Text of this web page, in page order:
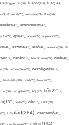
állapot(43), állat(54),
almaecet(26), aloe vera(33), álom(34),
antibiotikum(47),
apa(42), ápolás(29), applikáció(26),
asztma(47), autó(46), avokádó(36), B-
banán(53), bántalmazás(24), barát(48),
bemelegítés(24), beszélgetés(61),
bevásárlás(28), bicikli(25), biológia(25),
bor(36), borogatás(28), böjt(27), bőr(221),
cékla(28), cél(57), célok(30),
család(284), csecsemő(45),
csontritkulás(36), cukor(194),